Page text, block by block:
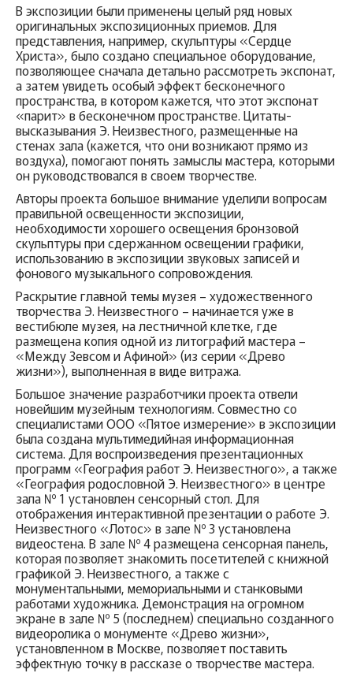
В экспозиции были применены целый ряд новых
оригинальных экспозиционных приемов. Для
представления, например, скульптуры «Сердце
Христа», было создано специальное оборудование,
позволяющее сначала детально рассмотреть экспонат,
а затем увидеть особый эффект бесконечного
пространства, в котором кажется, что этот экспонат
«парит» в бесконечном пространстве. Цитаты-
высказывания Э. Неизвестного, размещенные на
стенах зала (кажется, что они возникают прямо из
воздуха), помогают понять замыслы мастера, которыми
он руководствовался в своем творчестве.
Авторы проекта большое внимание уделили вопросам
правильной освещенности экспозиции,
необходимости хорошего освещения бронзовой
скульптуры при сдержанном освещении графики,
использованию в экспозиции звуковых записей и
фонового музыкального сопровождения.
Раскрытие главной темы музея – художественного
творчества Э. Неизвестного – начинается уже в
вестибюле музея, на лестничной клетке, где
размещена копия одной из литографий мастера –
«Между Зевсом и Афиной» (из серии «Древо
жизни»), выполненная в виде витража.
Большое значение разработчики проекта отвели
новейшим музейным технологиям. Совместно со
специалистами ООО «Пятое измерение» в экспозиции
была создана мультимедийная информационная
система. Для воспроизведения презентационных
программ «География работ Э. Неизвестного», а также
«География родословной Э. Неизвестного» в центре
зала № 1 установлен сенсорный стол. Для
отображения интерактивной презентации о работе Э.
Неизвестного «Лотос» в зале № 3 установлена
видеостена. В зале № 4 размещена сенсорная панель,
которая позволяет знакомить посетителей с книжной
графикой Э. Неизвестного, а также с
монументальными, мемориальными и станковыми
работами художника. Демонстрация на огромном
экране в зале № 5 (последнем) специально созданного
видеоролика о монументе «Древо жизни»,
установленном в Москве, позволяет поставить
эффектную точку в рассказе о творчестве мастера.